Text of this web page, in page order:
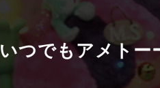
いつでもアメトー